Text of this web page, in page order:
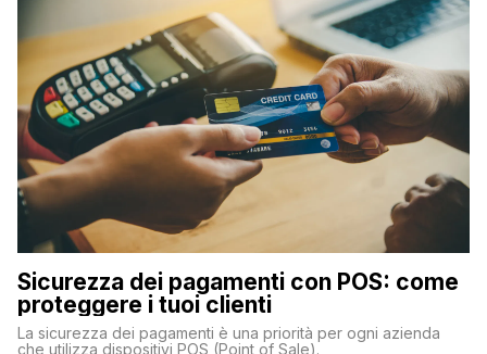
Sicurezza dei pagamenti con POS: come
proteggere i tuoi clienti
La sicurezza dei pagamenti è una priorità per ogni azienda
che utilizza dispositivi POS (Point of Sale).